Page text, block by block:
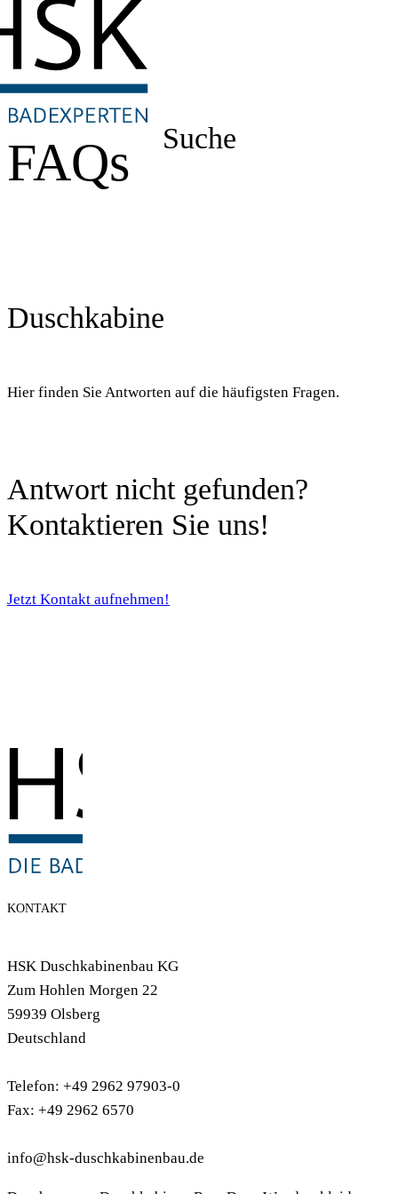
Suche
FAQs
Duschkabine
Hier finden Sie Antworten auf die häufigsten Fragen.
Antwort nicht gefunden?
Kontaktieren Sie uns!
Jetzt Kontakt aufnehmen!
KONTAKT
HSK Duschkabinenbau KG
Zum Hohlen Morgen 22
59939 Olsberg
Deutschland
Telefon: +49 2962 97903-0
Fax: +49 2962 6570
info@hsk-duschkabinenbau.de